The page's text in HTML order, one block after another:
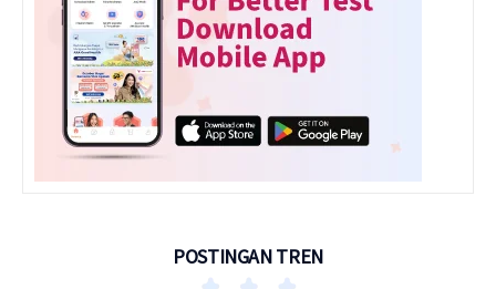
POSTINGAN TREN